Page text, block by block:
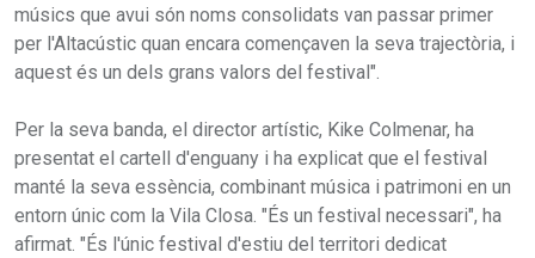
músics que avui són noms consolidats van passar primer
per l'Altacústic quan encara començaven la seva trajectòria, i
aquest és un dels grans valors del festival".
Per la seva banda, el director artístic, Kike Colmenar, ha
presentat el cartell d'enguany i ha explicat que el festival
manté la seva essència, combinant música i patrimoni en un
entorn únic com la Vila Closa. "És un festival necessari", ha
afirmat. "És l'únic festival d'estiu del territori dedicat